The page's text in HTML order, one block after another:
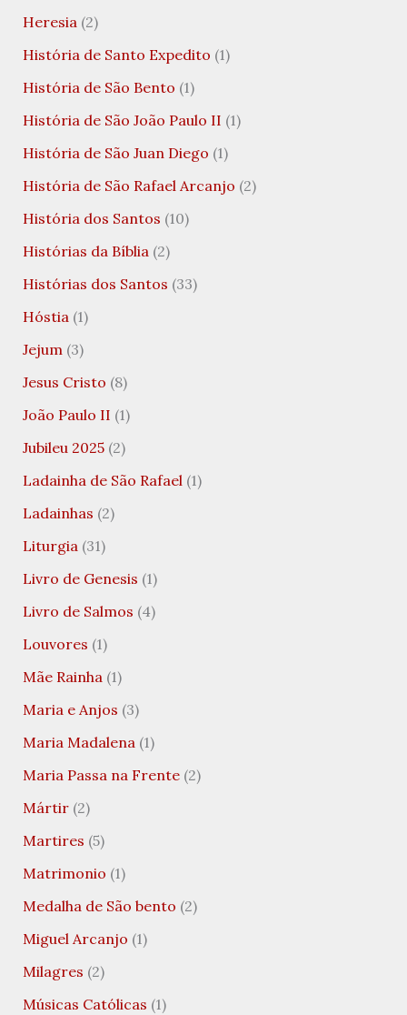
Heresia(2)
História de Santo Expedito (1)
História de São Bento (1)
História de São João Paulo II (1)
História de São Juan Diego (1)
História de São Rafael Arcanjo (2)
História dos Santos (10)
Histórias da Bíblia(2)
Histórias dos Santos (33)
Hóstia(1)
Jejum(3)
Jesus Cristo (8)
João Paulo II (1)
Jubileu 2025(2)
Ladainha de São Rafael(1)
Ladainhas (2)
Liturgia(31)
Livro de Genesis (1)
Livro de Salmos (4)
Louvores (1)
Mãe Rainha(1)
Maria e Anjos (3)
Maria Madalena(1)
Maria Passa na Frente(2)
Mártir(2)
Martires (5)
Matrimonio (1)
Medalha de São bento (2)
Miguel Arcanjo (1)
Milagres (2)
Músicas Católicas (1)